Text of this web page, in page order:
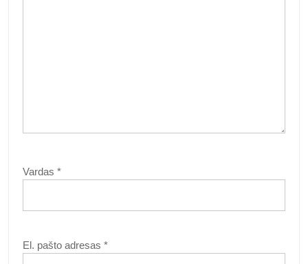
Vardas *
El. pašto adresas *